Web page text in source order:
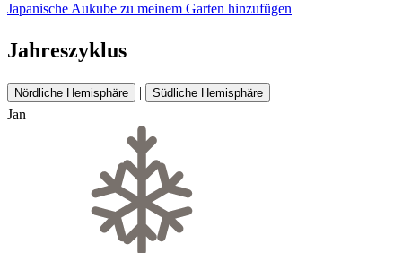
Japanische Aukube zu meinem Garten hinzufügen
Jahreszyklus
Nördliche Hemisphäre | Südliche Hemisphäre
Jan